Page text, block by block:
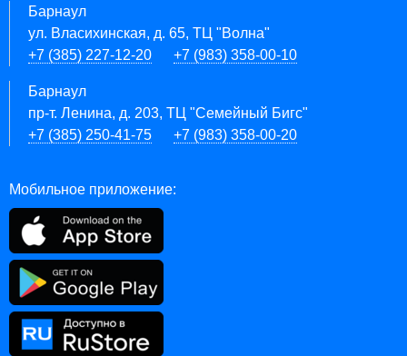
Барнаул
ул. Власихинская, д. 65, ТЦ "Волна"
+7 (385) 227-12-20
+7 (983) 358-00-10
Барнаул
пр-т. Ленина, д. 203, ТЦ "Семейный Бигс"
+7 (385) 250-41-75
+7 (983) 358-00-20
Мобильное приложение: